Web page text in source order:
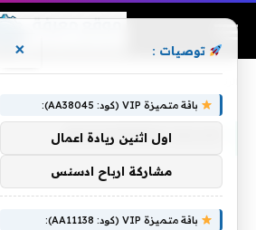
MOHAMMED SALAH
توصيات : ×
باقة متميزة VIP (كود: AA38045):
اول اثنين ريادة اعمال
مشاركة ارباح ادسنس
باقة متميزة VIP (كود: AA11138):